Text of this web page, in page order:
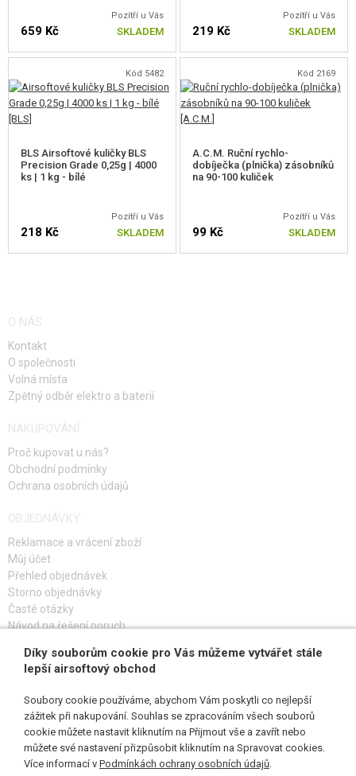
Pozítří u Vás
659 Kč SKLADEM
Pozítří u Vás
219 Kč SKLADEM
Kód 5482
BLS Airsoftové kuličky BLS
Precision Grade 0,25g | 4000
ks | 1 kg - bílé
Pozítří u Vás
218 Kč SKLADEM
Kód 2169
A.C.M. Ruční rychlo-
dobíječka (plnička) zásobníků
na 90-100 kuliček
Pozítří u Vás
99 Kč SKLADEM
O NÁS
Kontakt
O společnosti
Volná místa
Zpětný odběr elektro a baterií
NAKUPOVÁNÍ
Proč kupovat u nás?
Obchodní podmínky
Ochrana osobních údajů
OBJEDNÁVKY
Reklamace a vrácení zboží
Můj účet
Přehled objednávek
Storno objednávky
Časté otázky
Návod na řešení poruch
PŘIHLAŠ SE K ODBĚRU
SLEDUJ NÁS
Díky souborům cookie pro Vás můžeme vytvářet stále
lepší airsoftový obchod
Soubory cookie používáme, abychom Vám poskytli co nejlepší
zážitek při nakupování. Souhlas se zpracováním všech souborů
cookie můžete nastavit kliknutím na Přijmout vše a zavřít nebo
můžete své nastavení přizpůsobit kliknutím na Spravovat cookies.
Více informací v Podmínkách ochrany osobních údajů.